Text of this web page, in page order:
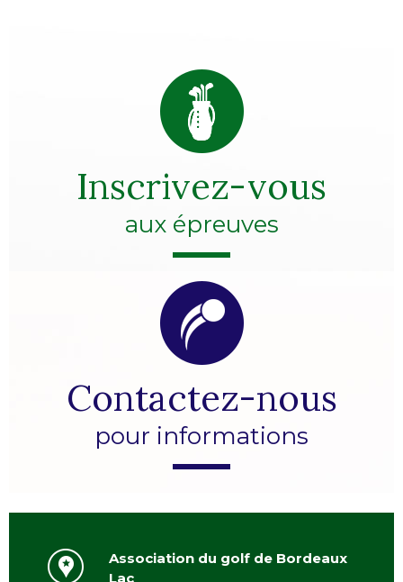
Inscrivez-vous
aux épreuves
Contactez-nous
pour informations
Association du golf de Bordeaux
Lac